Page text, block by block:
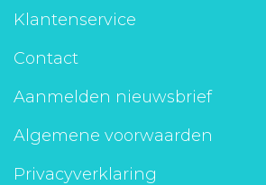
Klantenservice
Contact
Aanmelden nieuwsbrief
Algemene voorwaarden
Privacyverklaring